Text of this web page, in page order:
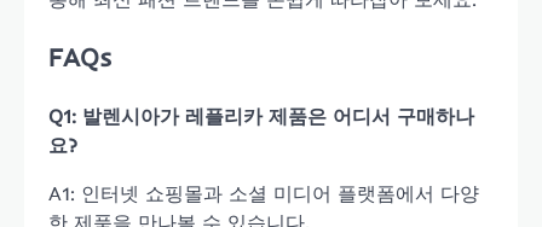
FAQs
Q1: 발렌시아가 레플리카 제품은 어디서 구매하나
요?
A1: 인터넷 쇼핑몰과 소셜 미디어 플랫폼에서 다양
한 제품을 만나볼 수 있습니다.